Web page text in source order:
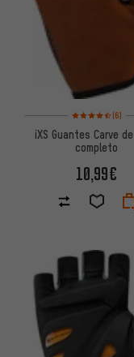
Valoración(6)
iXS Guantes Carve
completo
10,99€